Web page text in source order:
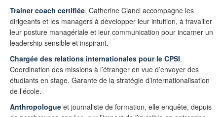
Trainer coach certifiée, Catherine Cianci accompagne les
dirigeants et les managers à développer leur intuition, à travailler
leur posture managériale et leur communication pour incarner un
leadership sensible et inspirant.
Chargée des relations internationales pour le CPSI.
Coordination des missions à l’étranger en vue d’envoyer des
étudiants en stage. Garante de la stratégie d’internationalisation
de l’école.
Anthropologue et journaliste de formation, elle enquête, depuis